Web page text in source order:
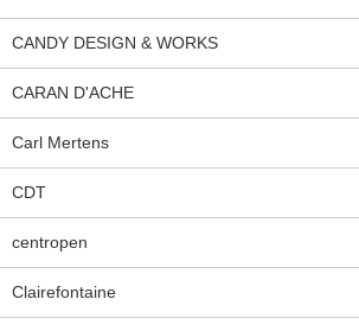
CANDY DESIGN & WORKS
CARAN D'ACHE
Carl Mertens
CDT
centropen
Clairefontaine